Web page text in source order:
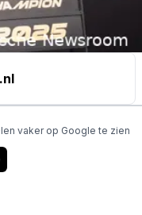
vaker op Google te zien